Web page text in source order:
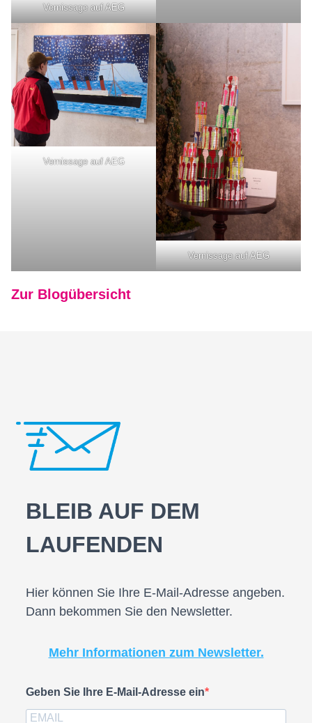
Vernissage auf AEG
Vernissage auf AEG
Vernissage auf AEG
Zur Blogübersicht
BLEIB AUF DEM
LAUFENDEN
Hier können Sie Ihre E-Mail-Adresse angeben.
Dann bekommen Sie den Newsletter.
Mehr Informationen zum Newsletter.
Geben Sie Ihre E-Mail-Adresse ein